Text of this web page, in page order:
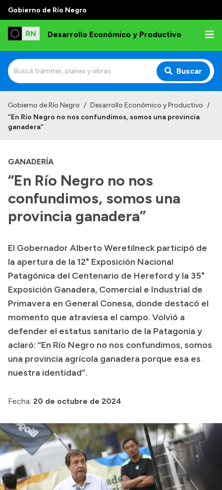
Gobierno de Río Negro
Desarrollo Económico y Productivo
Buscar
Institucional
Autoridades
Delegaciones
Normativa
Presupuesto
Boletín Oficial
Compras y licitaciones
Consulta de expedientes
Consulta de pago a proveedores
Convocatorias
Login
Gobierno de Río Negro / Desarrollo Económico y Productivo /
“En Río Negro no nos confundimos, somos una provincia
ganadera”
GANADERÍA
“En Río Negro no nos
confundimos, somos una
provincia ganadera”
El Gobernador Alberto Weretilneck participó de
la apertura de la 12° Exposición Nacional
Patagónica del Centenario de Hereford y la 35°
Exposición Ganadera, Comercial e Industrial de
Primavera en General Conesa, donde destacó el
momento que atraviesa el campo. Volvió a
defender el estatus sanitario de la Patagonia y
aclaró: “En Río Negro no nos confundimos, somos
una provincia agrícola ganadera porque esa es
nuestra identidad”.
Fecha: 20 de octubre de 2024